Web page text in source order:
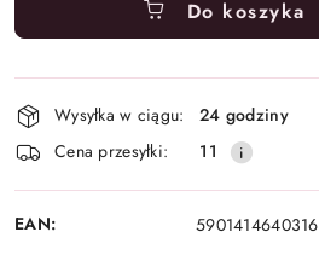
Do koszyka
Dostępność
i
dostawa
Wysyłka w ciągu:
24 godziny
Cena przesyłki:
11
EAN: 5901414640316